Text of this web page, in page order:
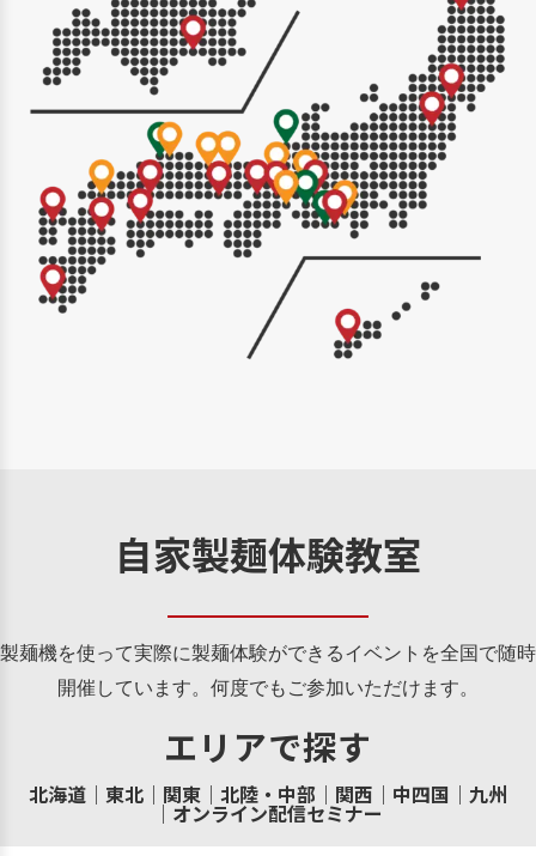
自家製麺体験教室
製麺機を使って実際に製麺体験ができるイベントを全国で随時
開催しています。何度でもご参加いただけます。
エリアで探す
北海道 ｜ 東北 ｜ 関東 ｜ 北陸・中部 ｜ 関西 ｜ 中四国 ｜ 九州
｜ オンライン配信セミナー